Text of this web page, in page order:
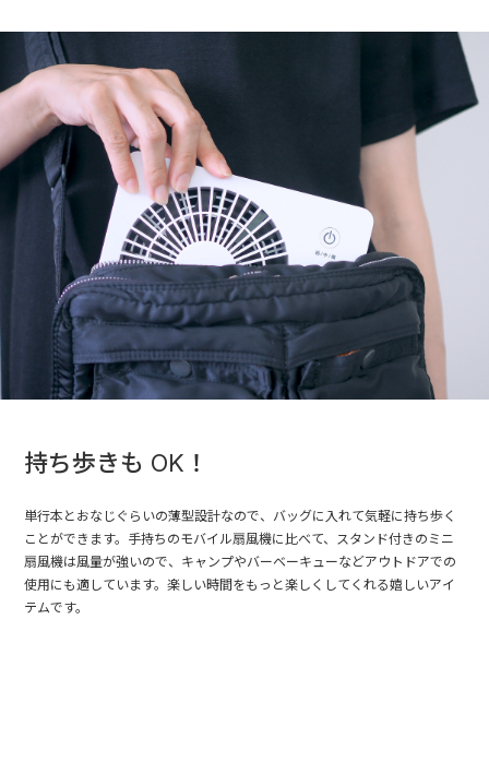
持ち歩きも OK！
単行本とおなじぐらいの薄型設計なので、バッグに入れて気軽に持ち歩く
ことができます。手持ちのモバイル扇風機に比べて、スタンド付きのミニ
扇風機は風量が強いので、キャンプやバーベーキューなどアウトドアでの
使用にも適しています。楽しい時間をもっと楽しくしてくれる嬉しいアイ
テムです。